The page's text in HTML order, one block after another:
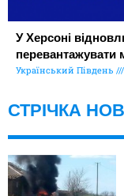
У Херсоні
перевантажувати
Український Південь
СТРІЧКА